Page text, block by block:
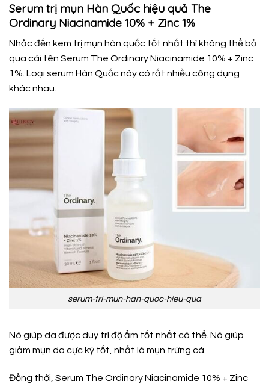
Serum trị mụn Hàn Quốc hiệu quả The
Ordinary Niacinamide 10% + Zinc 1%
Nhắc đến kem trị mụn hàn quốc tốt nhất thì không thể bỏ
qua cái tên Serum The Ordinary Niacinamide 10% + Zinc
1%. Loại serum Hàn Quốc này có rất nhiều công dụng
khác nhau.
serum-tri-mun-han-quoc-hieu-qua
Nó giúp da được duy trì độ ẩm tốt nhất có thể. Nó giúp
giảm mụn da cực kỳ tốt, nhất là mụn trứng cá.
Đồng thời, Serum The Ordinary Niacinamide 10% + Zinc